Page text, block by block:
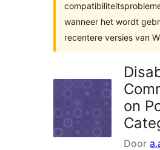
wanneer het wordt
recentere versies van
on
Door